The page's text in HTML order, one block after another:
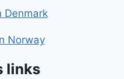
Denmark
Norway
links